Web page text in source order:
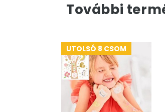
További
UTOLSÓ 8 CSOM